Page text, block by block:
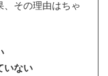
、その理由はちゃ
いない